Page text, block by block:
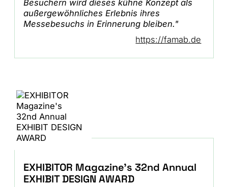
Besuchern wird dieses kühne Konzept als
außergewöhnliches Erlebnis ihres
Messebesuchs in Erinnerung bleiben."
https://famab.de
EXHIBITOR Magazine's 32nd Annual
EXHIBIT DESIGN AWARD